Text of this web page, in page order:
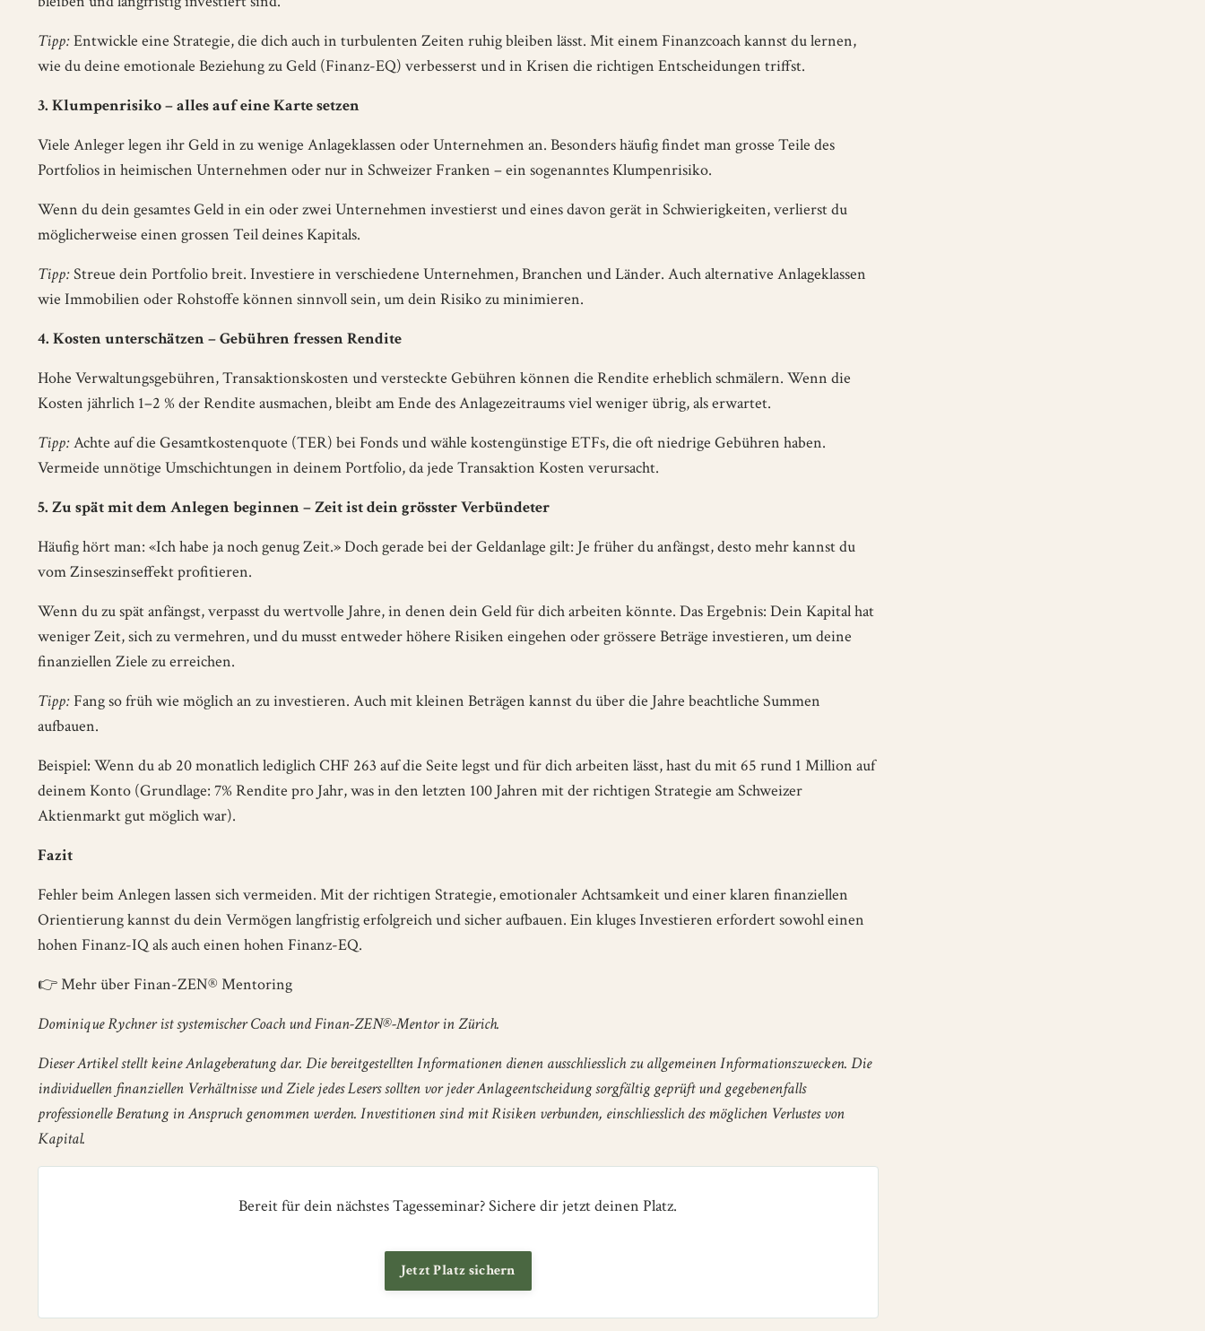
Tipp:Entwickle eine Strategie, die dich auch in turbulenten Zeiten ruhig bleiben lässt. Mit einem Finanzcoach kannst du lernen,
wie du deine emotionale Beziehung zu Geld (Finanz-EQ) verbesserst und in Krisen die richtigen Entscheidungen triffst.
3. Klumpenrisiko – alles auf eine Karte setzen
Viele Anleger legen ihr Geld in zu wenige Anlageklassen oder Unternehmen an. Besonders häufig findet man grosse Teile des
Portfolios in heimischen Unternehmen oder nur in Schweizer Franken – ein sogenanntes Klumpenrisiko.
Wenn du dein gesamtes Geld in ein oder zwei Unternehmen investierst und eines davon gerät in Schwierigkeiten, verlierst du
möglicherweise einen grossen Teil deines Kapitals.
Tipp:Streue dein Portfolio breit. Investiere in verschiedene Unternehmen, Branchen und Länder. Auch alternative Anlageklassen
wie Immobilien oder Rohstoffe können sinnvoll sein, um dein Risiko zu minimieren.
4. Kosten unterschätzen – Gebühren fressen Rendite
Hohe Verwaltungsgebühren, Transaktionskosten und versteckte Gebühren können die Rendite erheblich schmälern. Wenn die
Kosten jährlich 1–2 % der Rendite ausmachen, bleibt am Ende des Anlagezeitraums viel weniger übrig, als erwartet.
Tipp:Achte auf die Gesamtkostenquote (TER) bei Fonds und wähle kostengünstige ETFs, die oft niedrige Gebühren haben.
Vermeide unnötige Umschichtungen in deinem Portfolio, da jede Transaktion Kosten verursacht.
5. Zu spät mit dem Anlegen beginnen – Zeit ist dein grösster Verbündeter
Häufig hört man: «Ich habe ja noch genug Zeit.» Doch gerade bei der Geldanlage gilt: Je früher du anfängst, desto mehr kannst du
vom Zinseszinseffekt profitieren.
Wenn du zu spät anfängst, verpasst du wertvolle Jahre, in denen dein Geld für dich arbeiten könnte. Das Ergebnis: Dein Kapital hat
weniger Zeit, sich zu vermehren, und du musst entweder höhere Risiken eingehen oder grössere Beträge investieren, um deine
finanziellen Ziele zu erreichen.
Tipp:Fang so früh wie möglich an zu investieren. Auch mit kleinen Beträgen kannst du über die Jahre beachtliche Summen
aufbauen.
Beispiel: Wenn du ab 20 monatlich lediglich CHF 263 auf die Seite legst und für dich arbeiten lässt, hast du mit 65 rund 1 Million auf
deinem Konto (Grundlage: 7% Rendite pro Jahr, was in den letzten 100 Jahren mit der richtigen Strategie am Schweizer
Aktienmarkt gut möglich war).
Fazit
Fehler beim Anlegen lassen sich vermeiden. Mit der richtigen Strategie, emotionaler Achtsamkeit und einer klaren finanziellen
Orientierung kannst du dein Vermögen langfristig erfolgreich und sicher aufbauen. Ein kluges Investieren erfordert sowohl einen
hohen Finanz-IQ als auch einen hohen Finanz-EQ.
👉Mehr über Finan-ZEN® Mentoring
Dominique Rychner ist systemischer Coach und Finan-ZEN®-Mentor in Zürich.
Dieser Artikel stellt keine Anlageberatung dar. Die bereitgestellten Informationen dienen ausschliesslich zu allgemeinen Informationszwecken. Die
individuellen finanziellen Verhältnisse und Ziele jedes Lesers sollten vor jeder Anlageentscheidung sorgfältig geprüft und gegebenenfalls
professionelle Beratung in Anspruch genommen werden. Investitionen sind mit Risiken verbunden, einschliesslich des möglichen Verlustes von
Kapital.
Bereit für dein nächstes Tagesseminar? Sichere dir jetzt deinen Platz.
Jetzt Platz sichern